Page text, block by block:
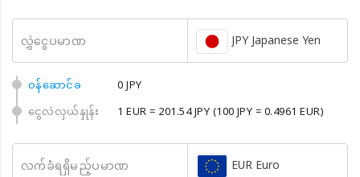
လွှဲငွေပမာဏ JPY Japanese Yen
၀န်ဆောင်ခ
0 JPY
ငွေလဲလှယ်နှုန်း
1 EUR = 201.54 JPY(100 JPY = 0.4961 EUR)
လက်ခံရရှိမည့်ပမာဏ EUR Euro